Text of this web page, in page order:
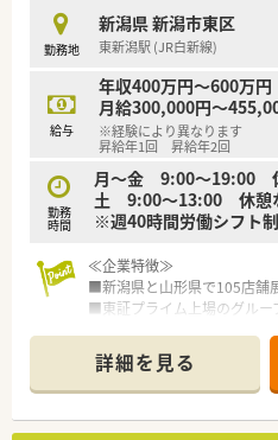
■育児休暇は3歳まで取得が
時短勤務ができるよう変更予
■年間休日が120日とワーク
■日用品から常備薬まで、従
たくさんあります！
勤務地
新潟県 新潟市東区
東新潟駅 (JR白新線)
給与
年収400万円～600万円
月給300,000円～
※経験により異なります
昇給年1回 昇給年2回
勤務
時間
月～金 9:00～19:00
土 9:00～13:00 休憩
※週40時間労働シフト制
≪企業特徴≫
■新潟県と山形県で105店舗
■東証プライム上場のグルー
■全店舗中70店舗以上が開
作りを行っています。
■健康サポート薬局が10店
して機能しています。
詳細を見る